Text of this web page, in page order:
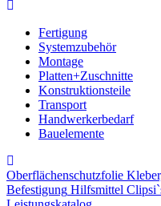
Fertigung
Systemzubehör
Montage
Platten+Zuschnitte
Konstruktionsteile
Transport
Handwerkerbedarf
Bauelemente
Oberflächenschutzfolie
Befestigung Hilfsmittel